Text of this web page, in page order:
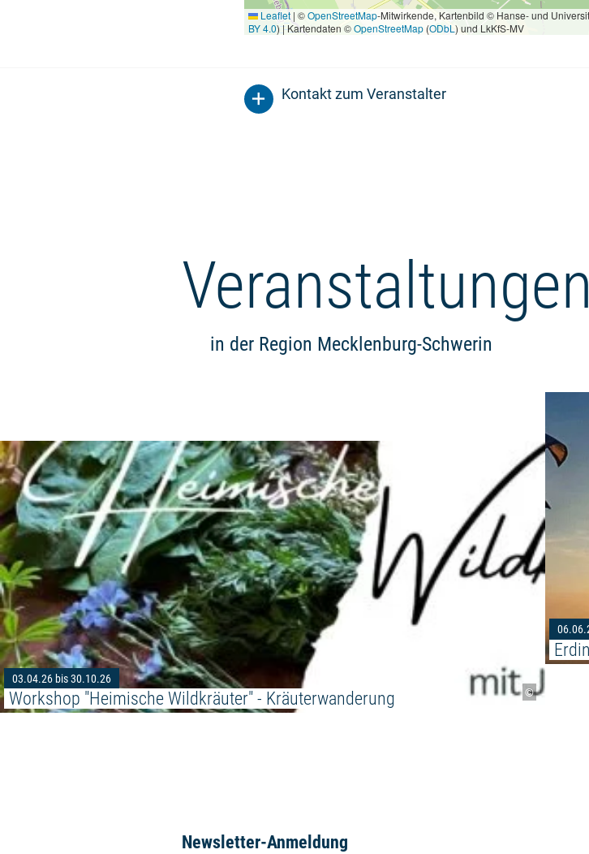
Leaflet | ©OpenStreetMap-Mitwirkende, Kartenbild © Hanse- und
BY 4.0) | Kartendaten ©OpenStreetMap(ODbL ) und LkKfS-MV
Kontakt zum Veranstalter
Veranstaltungen
in der Region Mecklenburg-Schwerin
©
03.04.26 bis 30.10.26
Workshop "Heimische Wildkräuter" - Kräuterwanderung
Newsletter-Anmeldung